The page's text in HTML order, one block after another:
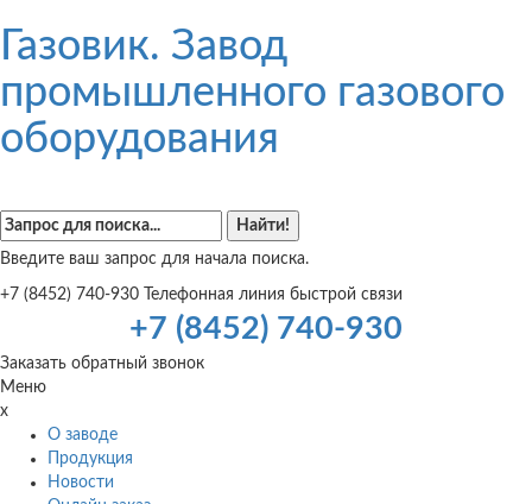
Газовик. Завод
промышленного газового
оборудования
Введите ваш запрос для начала поиска.
+7 (8452) 740-930 Телефонная линия быстрой связи
+7 (8452) 740-930
Заказать обратный звонок
Меню
x
О заводе
Продукция
Новости